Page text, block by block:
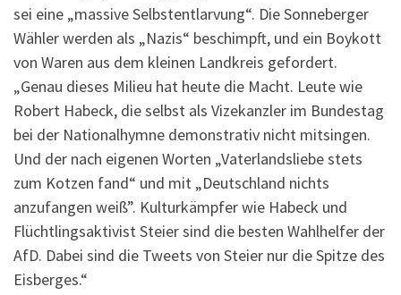
sei eine „massive Selbstentlarvung“. Die Sonneberger
Wähler werden als „Nazis“ beschimpft, und ein Boykott
von Waren aus dem kleinen Landkreis gefordert.
„Genau dieses Milieu hat heute die Macht. Leute wie
Robert Habeck, die selbst als Vizekanzler im Bundestag
bei der Nationalhymne demonstrativ nicht mitsingen.
Und der nach eigenen Worten „Vaterlandsliebe stets
zum Kotzen fand“ und mit „Deutschland nichts
anzufangen weiß”. Kulturkämpfer wie Habeck und
Flüchtlingsaktivist Steier sind die besten Wahlhelfer der
AfD. Dabei sind die Tweets von Steier nur die Spitze des
Eisberges.“